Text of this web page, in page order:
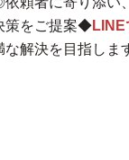
策をご提案◆
な解決を目指しま